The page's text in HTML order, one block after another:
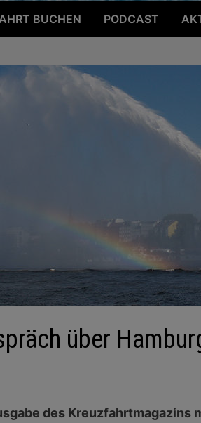
BUCHEN PODCAST
über
des Kreuzfahrtmagazins